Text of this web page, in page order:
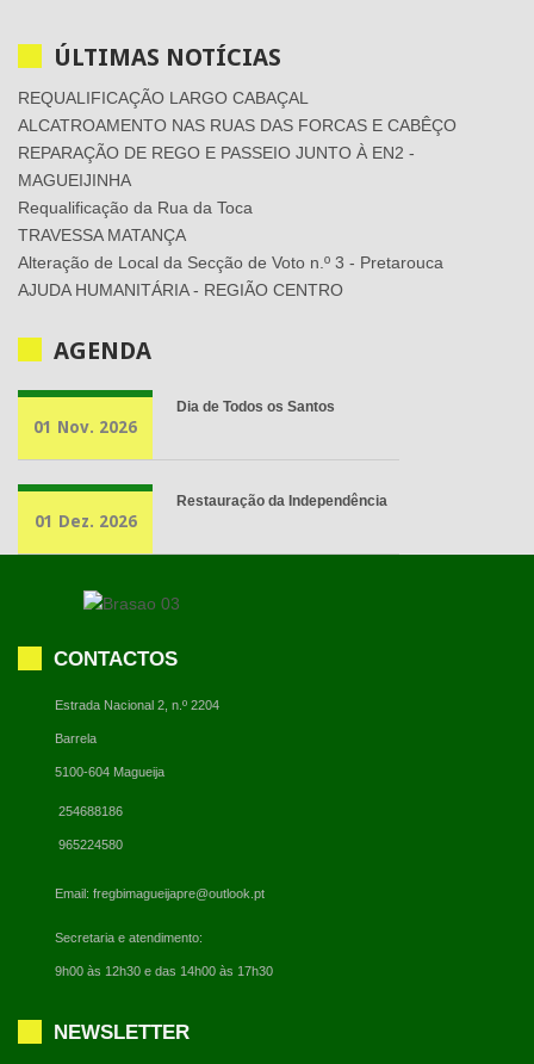
ÚLTIMAS NOTÍCIAS
REQUALIFICAÇÃO LARGO CABAÇAL
ALCATROAMENTO NAS RUAS DAS FORCAS E CABÊÇO
REPARAÇÃO DE REGO E PASSEIO JUNTO À EN2 -
MAGUEIJINHA
Requalificação da Rua da Toca
TRAVESSA MATANÇA
Alteração de Local da Secção de Voto n.º 3 - Pretarouca
AJUDA HUMANITÁRIA - REGIÃO CENTRO
AGENDA
01 Nov. 2026
Dia de Todos os Santos
01 Dez. 2026
Restauração da Independência
CONTACTOS
Estrada Nacional 2, n.º 2204
Barrela
5100-604 Magueija
254688186
965224580
Email: fregbimagueijapre@outlook.pt
Secretaria e atendimento:
9h00 às 12h30 e das 14h00 às 17h30
NEWSLETTER